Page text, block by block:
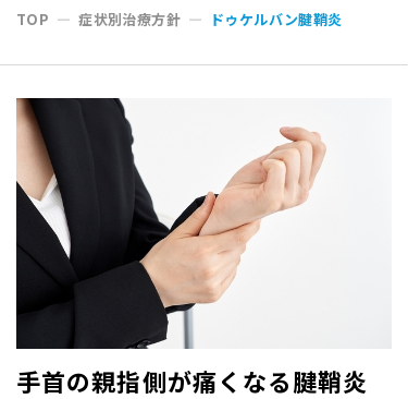
TOP —症状別治療方針 — ドゥケルバン腱鞘炎
手首の親指側が痛くなる腱鞘炎